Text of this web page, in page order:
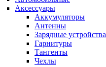
Аксессуары
Аккумуляторы
Антенны
Зарядные устройства
Гарнитуры
Тангенты
Чехлы